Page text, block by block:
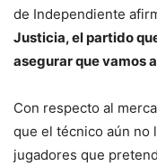
de Independiente
Justicia, el partido
asegurar que vamos
Con respecto al
que el técnico aún no
jugadores que